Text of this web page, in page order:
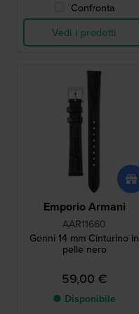
Confronta
Vedi i prodotti
Emporio Armani
AAR11660
Genni 14 mm Cinturino in
pelle nero
59,00 €
● Disponibile